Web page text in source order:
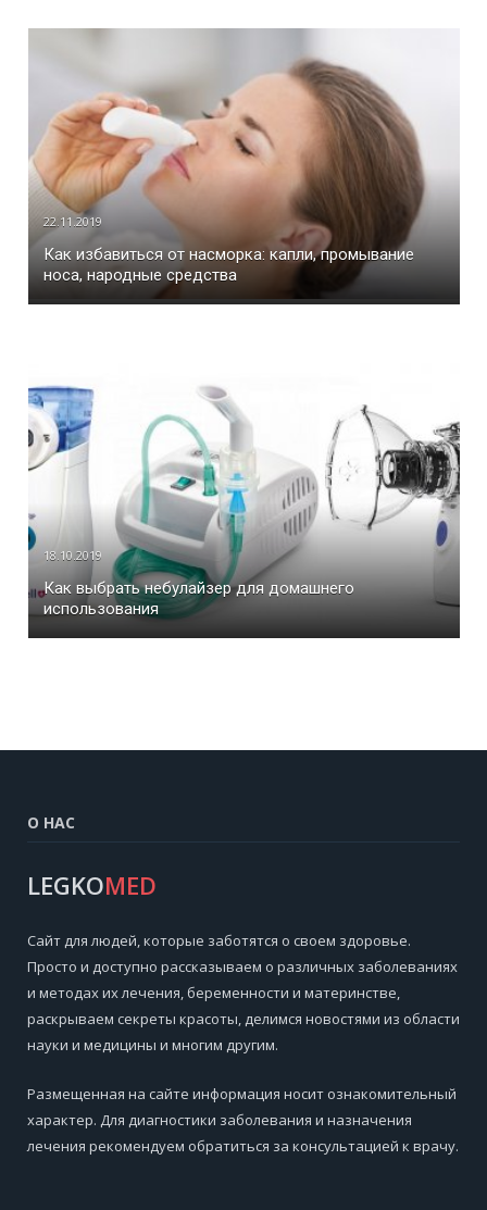
22.11.2019
Как избавиться от насморка: капли, промывание
носа, народные средства
18.10.2019
Как выбрать небулайзер для домашнего
использования
О НАС
LEGKOMED
Cайт для людей, которые заботятся о своем здоровье.
Просто и доступно рассказываем о различных заболеваниях
и методах их лечения, беременности и материнстве,
раскрываем секреты красоты, делимся новостями из области
науки и медицины и многим другим.
Размещенная на сайте информация носит ознакомительный
характер. Для диагностики заболевания и назначения
лечения рекомендуем обратиться за консультацией к врачу.